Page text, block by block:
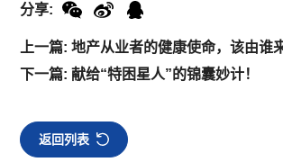
上一篇: 地产从业者的健康使命，该由谁
下一篇: 献给“特困星人”的锦囊妙计！
分享:
返回列表